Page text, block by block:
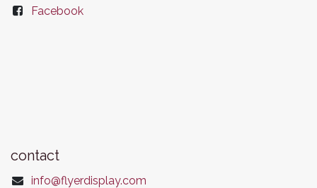
Facebook
contact
info@flyerdisplay.com